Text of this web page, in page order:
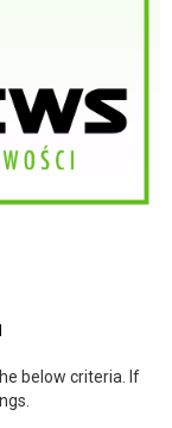
below criteria. If